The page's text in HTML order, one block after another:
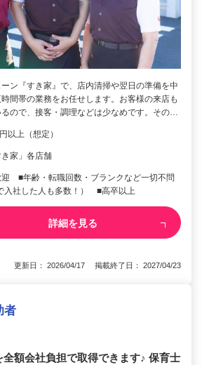
ン『すき家』で、店内清掃や翌日の準備を中
間帯の業務をお任せします。お客様の来店も
ので、接客・調理などは少なめです。その…
以上（想定）
家」各店舗
迎 ■年齢・転職回数・ブランクなど一切不問
入社した人も多数！） ■高卒以上
詳細を見る
更新日： 2026/04/17 掲載終了日： 2027/04/23
者
額会社負担で取得できます♪ 保育士